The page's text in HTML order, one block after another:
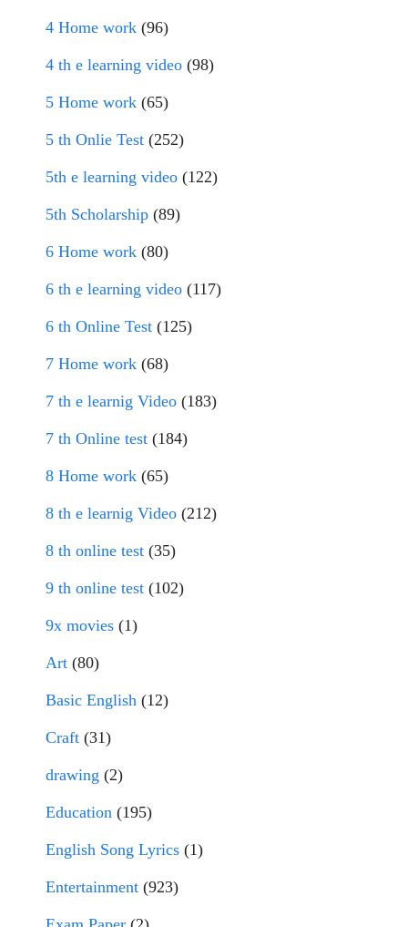
4 Home work (96)
4 th e learning video (98)
5 Home work (65)
5 th Onlie Test (252)
5th e learning video (122)
5th Scholarship (89)
6 Home work (80)
6 th e learning video (117)
6 th Online Test (125)
7 Home work (68)
7 th e learnig Video (183)
7 th Online test (184)
8 Home work (65)
8 th e learnig Video (212)
8 th online test (35)
9 th online test (102)
9x movies (1)
Art (80)
Basic English (12)
Craft (31)
drawing (2)
Education (195)
English Song Lyrics (1)
Entertainment (923)